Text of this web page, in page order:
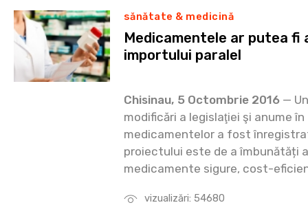
vizualizări: 54680
sănătate & medicină
Medicamentele ar putea fi
importului paralel
Chisinau, 5 Octombrie 2016 —
modificări a legislaţiei şi anume
medicamentelor a fost
proiectului este de a îmbunătăți
medicamente sigure, cost-